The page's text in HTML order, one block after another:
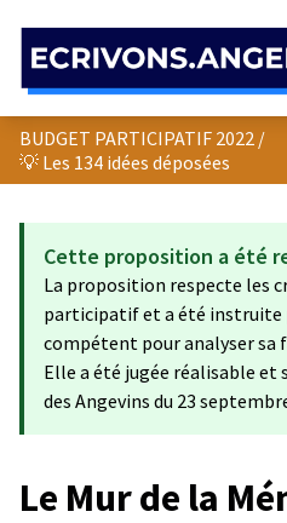
BUDGET PARTICIPATIF 2022 /
💡 Les 134 idées déposées
Cette proposition a été
La proposition respecte les
participatif et a été instruite
compétent pour analyser sa
Elle a été jugée réalisable et
des Angevins du 23
Le Mur de la